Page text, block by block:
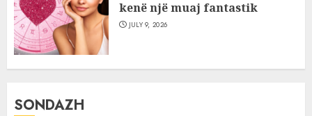
kenë një muaj fantastik
JULY 9, 2026
SONDAZH